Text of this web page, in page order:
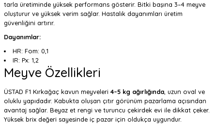
tarla üretiminde yüksek performans gösterir. Bitki başına 3–4 meyve
oluşturur ve yüksek verim sağlar. Hastalık dayanımları üretim
güvenliğini artırır.
Dayanımlar:
HR: Fom: 0,1
IR: Px: 1,2
Meyve Özellikleri
ÜSTAD F1 Kırkağaç kavun meyveleri 4–5 kg ağırlığında , uzun oval ve
oluklu yapıdadır. Kabukta oluşan çıtır görünüm pazarlama açısından
avantaj sağlar. Beyaz et rengi ve turuncu çekirdek evi ile dikkat çeker.
Yüksek brix değeri sayesinde iç pazar için oldukça uygundur.